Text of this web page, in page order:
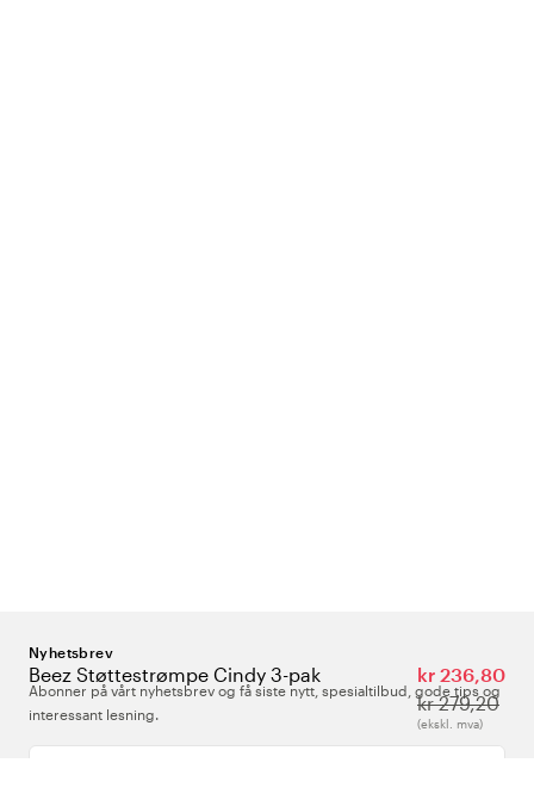
Beez Støttestrømpe Cindy 3-pak
kr 236,80
kr 279,20
(ekskl. mva)
Nyhetsbrev
Abonner på vårt nyhetsbrev og få siste nytt, spesialtilbud, gode tips og
interessant lesning.
Skriv inn din e-postadresse